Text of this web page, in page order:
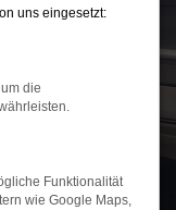
uns eingesetzt:
die
Funktionalität
wie Google Maps,